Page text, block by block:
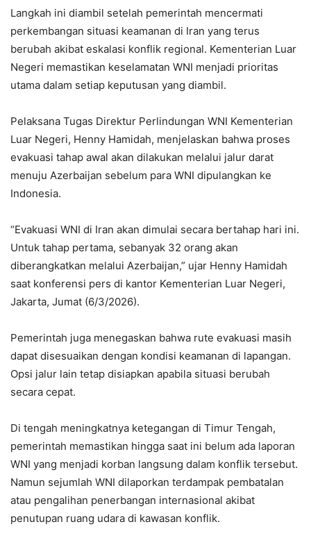
Langkah ini diambil setelah pemerintah mencermati
perkembangan situasi keamanan di Iran yang terus
berubah akibat eskalasi konflik regional. Kementerian Luar
Negeri memastikan keselamatan WNI menjadi prioritas
utama dalam setiap keputusan yang diambil.
Pelaksana Tugas Direktur Perlindungan WNI Kementerian
Luar Negeri, Henny Hamidah, menjelaskan bahwa proses
evakuasi tahap awal akan dilakukan melalui jalur darat
menuju Azerbaijan sebelum para WNI dipulangkan ke
Indonesia.
“Evakuasi WNI di Iran akan dimulai secara bertahap hari ini.
Untuk tahap pertama, sebanyak 32 orang akan
diberangkatkan melalui Azerbaijan,” ujar Henny Hamidah
saat konferensi pers di kantor Kementerian Luar Negeri,
Jakarta, Jumat (6/3/2026).
Pemerintah juga menegaskan bahwa rute evakuasi masih
dapat disesuaikan dengan kondisi keamanan di lapangan.
Opsi jalur lain tetap disiapkan apabila situasi berubah
secara cepat.
Di tengah meningkatnya ketegangan di Timur Tengah,
pemerintah memastikan hingga saat ini belum ada laporan
WNI yang menjadi korban langsung dalam konflik tersebut.
Namun sejumlah WNI dilaporkan terdampak pembatalan
atau pengalihan penerbangan internasional akibat
penutupan ruang udara di kawasan konflik.